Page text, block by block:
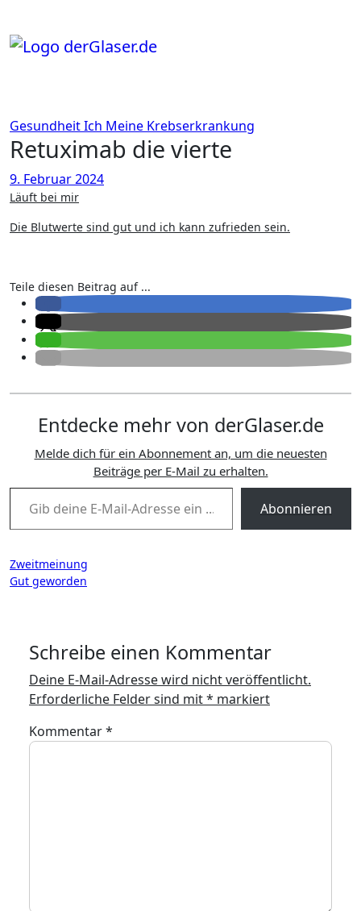
springen
GesundheitIch Meine Krebserkrankung
Retuximab die vierte
9. Februar 2024
Läuft bei mir
Die Blutwerte sind gut und ich kann zufrieden sein.
Teile diesen Beitrag auf ...
Entdecke mehr von derGlaser.de
Melde dich für ein Abonnement an, um die neuesten
Beiträge per E-Mail zu erhalten.
Gib deine E-Mail-Adresse ein ...
Abonnieren
Beitragsnavigation
Zweitmeinung
Gut geworden
Schreibe einen Kommentar
Deine E-Mail-Adresse wird nicht veröffentlicht.
Erforderliche Felder sind mit* markiert
Kommentar*